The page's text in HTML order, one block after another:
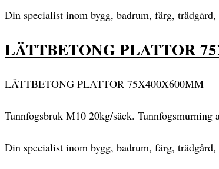
Din specialist inom bygg, badrum, färg,
LÄTTBETONG PLATTOR
LÄTTBETONG PLATTOR 75X400X600MM
Tunnfogsbruk M10 20kg/säck.
Din specialist inom bygg, badrum, färg,